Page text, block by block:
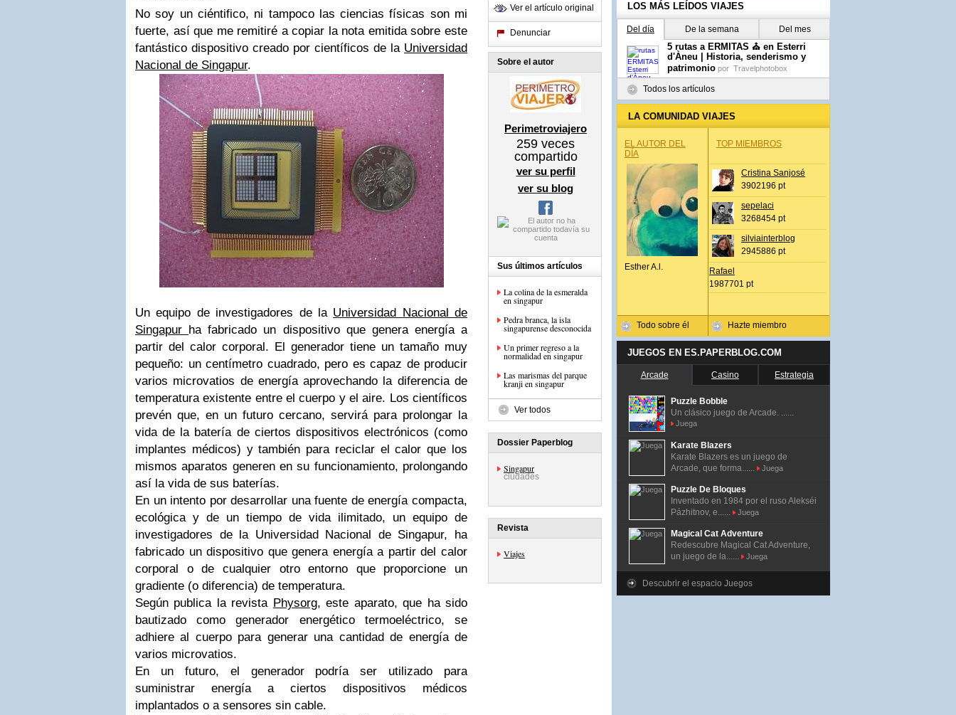
No soy un ciéntifico, ni tampoco las ciencias físicas son mi
fuerte, así que me remitiré a copiar la nota emitida sobre este
fantástico dispositivo creado por científicos de la Universidad
Nacional de Singapur.
Un equipo de investigadores de la Universidad Nacional de
Singapur ha fabricado un dispositivo que genera energía a
partir del calor corporal. El generador tiene un tamaño muy
pequeño: un centímetro cuadrado, pero es capaz de producir
varios microvatios de energía aprovechando la diferencia de
temperatura existente entre el cuerpo y el aire. Los científicos
prevén que, en un futuro cercano, servirá para prolongar la
vida de la batería de ciertos dispositivos electrónicos (como
implantes médicos) y también para reciclar el calor que los
mismos aparatos generen en su funcionamiento, prolongando
así la vida de sus baterías.
En un intento por desarrollar una fuente de energía compacta,
ecológica y de un tiempo de vida ilimitado, un equipo de
investigadores de la Universidad Nacional de Singapur, ha
fabricado un dispositivo que genera energía a partir del calor
corporal o de cualquier otro entorno que proporcione un
gradiente (o diferencia) de temperatura.
Según publica la revista Physorg, este aparato, que ha sido
bautizado como generador energético termoeléctrico, se
adhiere al cuerpo para generar una cantidad de energía de
varios microvatios.
En un futuro, el generador podría ser utilizado para
suministrar energía a ciertos dispositivos médicos
implantados o a sensores sin cable.
Ver el artículo original
Denunciar
Sobre el autor
Perimetroviajero
259 veces
compartido
ver su perfil
ver su blog
Sus últimos artículos
La colina de la esmeralda
en singapur
Pedra branca, la isla
singapurense desconocida
Un primer regreso a la
normalidad en singapur
Las marismas del parque
kranji en singapur
Ver todos
Dossier Paperblog
Singapur
ciudades
Revista
Viajes
LOS MÁS LEÍDOS VIAJES
Del día De la semana Del mes
5 rutas a ERMITAS ⛪ en Esterri
d'Àneu | Historia, senderismo y
patrimonio por Travelphotobox
Todos los artículos
LA COMUNIDAD VIAJES
EL AUTOR DEL
DÍA
Esther A.l.
Todo sobre él
TOP MIEMBROS
Cristina Sanjosé
3902196 pt
sepelaci
3268454 pt
silviainterblog
2945886 pt
Rafael
1987701 pt
Hazte miembro
JUEGOS EN ES.PAPERBLOG.COM
Arcade Casino Estrategia
Puzzle Bobble
Un clásico juego de Arcade. ......
Juega
Karate Blazers
Karate Blazers es un juego de
Arcade, que forma......
Juega
Puzzle De Bloques
Inventado en 1984 por el ruso Alekséi
Pázhitnov, e......
Juega
Magical Cat Adventure
Redescubre Magical Cat Adventure,
un juego de la......
Juega
Descubrir el espacio Juegos